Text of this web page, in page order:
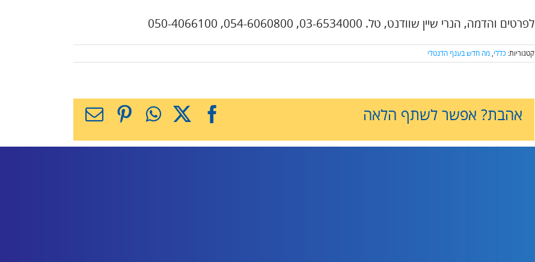
לפרטים והדמה, הנרי שיין שוודנט, טל. 03-6534000, 054-6060800, 050-4066100
קטגוריות: כללי,מה חדש בענף הדנטלי
אהבת? אפשר לשתף הלאה Facebook
X
WhatsApp
Pinterest
כתובת
אלקטרוני